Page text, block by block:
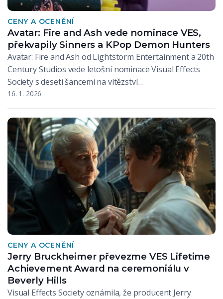
CENY A OCENĚNÍ
Avatar: Fire and Ash vede nominace VES,
překvapily Sinners a KPop Demon Hunters
Avatar: Fire and Ash od Lightstorm Entertainment a 20th
Century Studios vede letošní nominace Visual Effects
Society s deseti šancemi na vítězství…
16. 1. 2026
CENY A OCENĚNÍ
Jerry Bruckheimer převezme VES Lifetime
Achievement Award na ceremoniálu v
Beverly Hills
Visual Effects Society oznámila, že producent Jerry